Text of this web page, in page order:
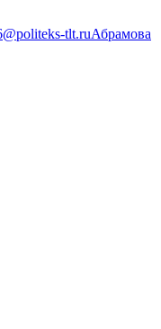
tlt.ruАбрамова